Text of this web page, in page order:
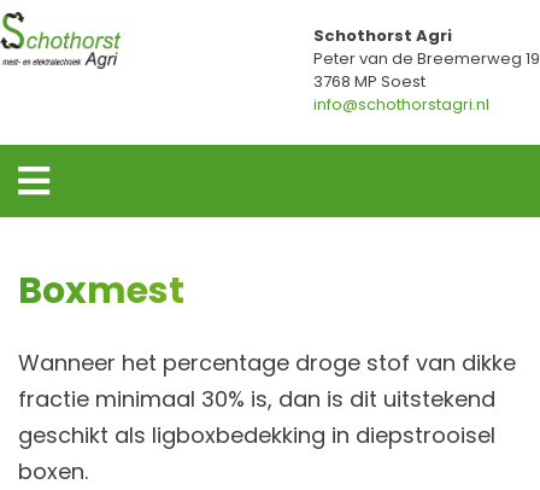
Schothorst Agri
Peter van de Breemerweg 19
3768 MP Soest
info@schothorstagri.nl
Boxmest
Wanneer het percentage droge stof van dikke
fractie minimaal 30% is, dan is dit uitstekend
geschikt als ligboxbedekking in diepstrooisel
boxen.